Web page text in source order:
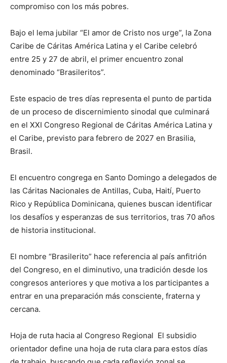
compromiso con los más pobres.
Bajo el lema jubilar “El amor de Cristo nos urge”, la Zona
Caribe de Cáritas América Latina y el Caribe celebró
entre 25 y 27 de abril, el primer encuentro zonal
denominado “Brasileritos”.
Este espacio de tres días representa el punto de partida
de un proceso de discernimiento sinodal que culminará
en el XXI Congreso Regional de Cáritas América Latina y
el Caribe, previsto para febrero de 2027 en Brasilia,
Brasil.
El encuentro congrega en Santo Domingo a delegados de
las Cáritas Nacionales de Antillas, Cuba, Haití, Puerto
Rico y República Dominicana, quienes buscan identificar
los desafíos y esperanzas de sus territorios, tras 70 años
de historia institucional.
El nombre “Brasilerito” hace referencia al país anfitrión
del Congreso, en el diminutivo, una tradición desde los
congresos anteriores y que motiva a los participantes a
entrar en una preparación más consciente, fraterna y
cercana.
Hoja de ruta hacia al Congreso Regional El subsidio
orientador define una hoja de ruta clara para estos días